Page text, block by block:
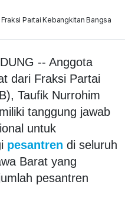
Partai Kebangkitan Bangsa
-- Anggota
dari Fraksi Partai
Taufik Nurrohim
tanggung jawab
untuk
pesantren di seluruh
Barat yang
pesantren